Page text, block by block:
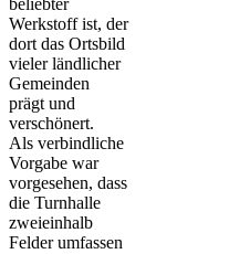
Werkstoff ist, der
dort das Ortsbild
vieler ländlicher
Gemeinden
prägt und
verschönert.
Als verbindliche
Vorgabe war
vorgesehen, dass
die Turnhalle
zweieinhalb
Felder umfassen